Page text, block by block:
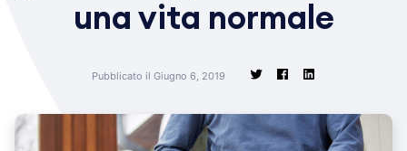
una vita normale
Pubblicato il Giugno 6, 2019